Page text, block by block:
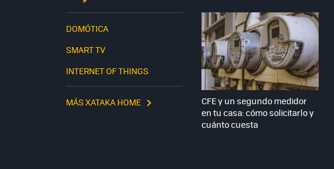
DOMÓTICA
SMART TV
INTERNET OF THINGS
MÁS XATAKA HOME
CFE y un segundo medidor
en tu casa: cómo solicitarlo y
cuánto cuesta